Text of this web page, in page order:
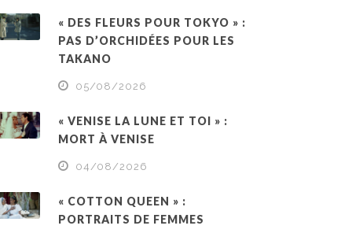
« DES FLEURS POUR TOKYO » :
PAS D’ORCHIDÉES POUR LES
TAKANO
05/08/2026
« VENISE LA LUNE ET TOI » :
MORT À VENISE
04/08/2026
« COTTON QUEEN » :
PORTRAITS DE FEMMES